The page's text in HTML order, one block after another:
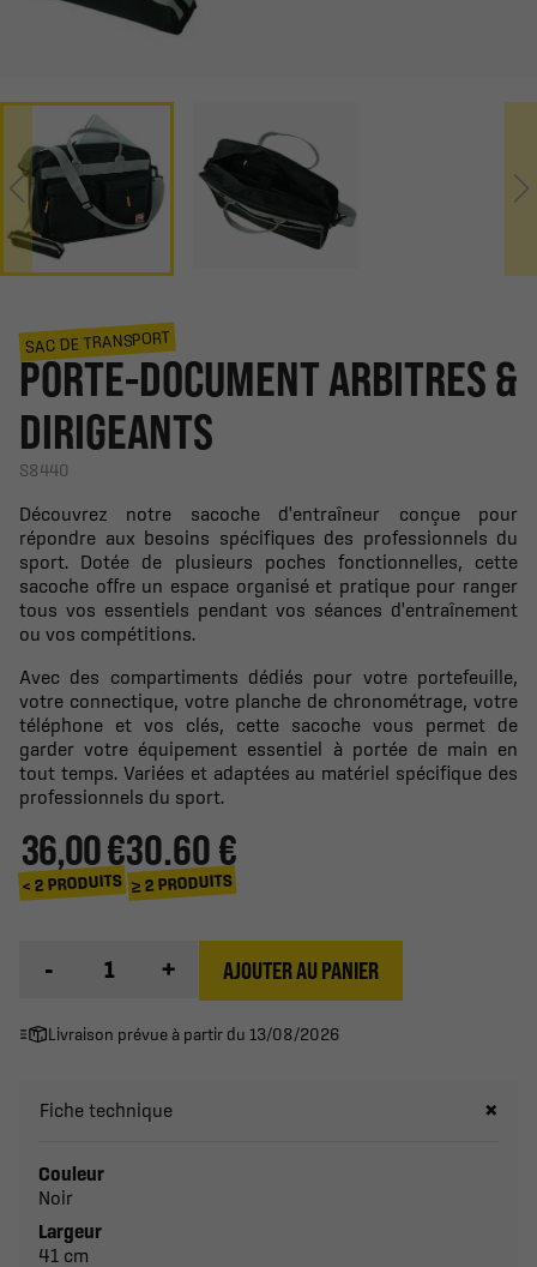
SAC DE TRANSPORT
PORTE-DOCUMENT ARBITRES &
DIRIGEANTS
S8440
Découvrez notre sacoche d'entraîneur conçue pour
répondre aux besoins spécifiques des professionnels du
sport. Dotée de plusieurs poches fonctionnelles, cette
sacoche offre un espace organisé et pratique pour ranger
tous vos essentiels pendant vos séances d'entraînement
ou vos compétitions.
Avec des compartiments dédiés pour votre portefeuille,
votre connectique, votre planche de chronométrage, votre
téléphone et vos clés, cette sacoche vous permet de
garder votre équipement essentiel à portée de main en
tout temps. Variées et adaptées au matériel spécifique des
professionnels du sport.
36,00 €
< 2 PRODUITS
30.60 €
≥ 2 PRODUITS
- + AJOUTER AU PANIER
Livraison prévue à partir du 13/08/2026
Fiche technique
Couleur
Noir
Largeur
41 cm